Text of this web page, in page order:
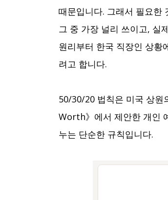
때문입니다. 그래서 필요한
그 중 가장 널리 쓰이고, 실
원리부터 한국 직장인 상황
려고 합니다.
50/30/20 법칙은 미국 상원
Worth》에서 제안한 개인
누는 단순한 규칙입니다.